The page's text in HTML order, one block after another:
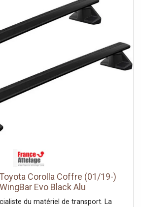
fixation particulière) :
Corolla Coffre (01/19-)
Evo Black Alu
du matériel de transport. La